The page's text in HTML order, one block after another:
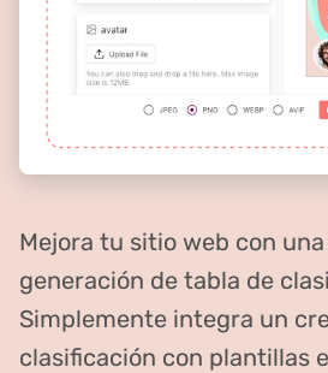
Mejora tu sitio web con
generación de tabla de
Simplemente integra un
clasificación con plantillas